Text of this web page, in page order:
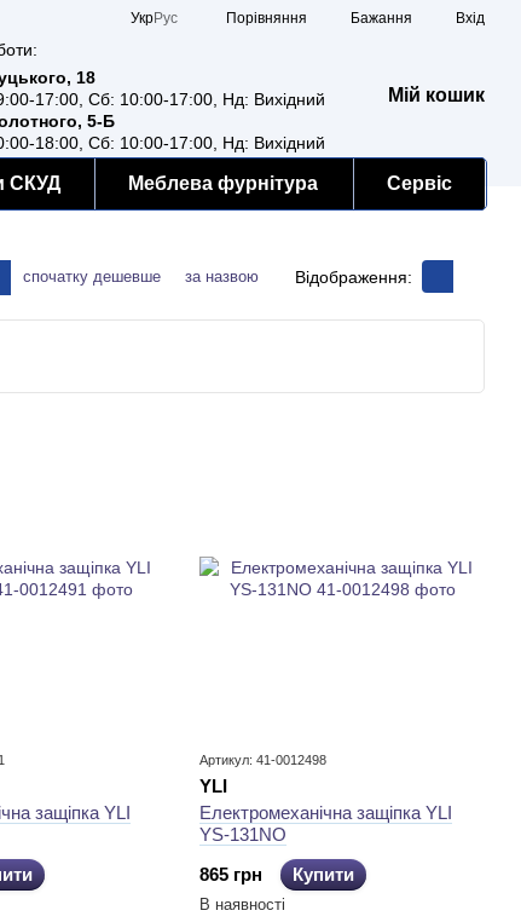
УкрРус Порівняння Бажання Вхід
18
17:00, Сб: 10:00-17:00, Нд: Вихідний
5-Б
18:00, Сб: 10:00-17:00, Нд: Вихідний
Мій кошик
СКУД Меблева фурнітура Сервіс
спочатку дешевше за назвою Відображення:
защіпка YLI
Артикул: 41-0012498
YLI
Електромеханічна защіпка YLI
YS-131NO
865 грн
Купити
В наявності